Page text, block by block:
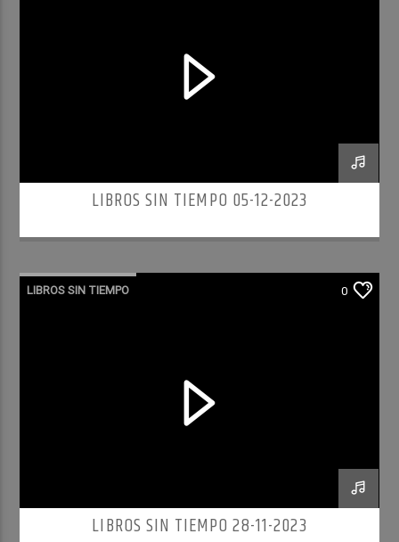
LIBROS SIN TIEMPO 05-12-2023
LIBROS SIN TIEMPO 0
LIBROS SIN TIEMPO 28-11-2023